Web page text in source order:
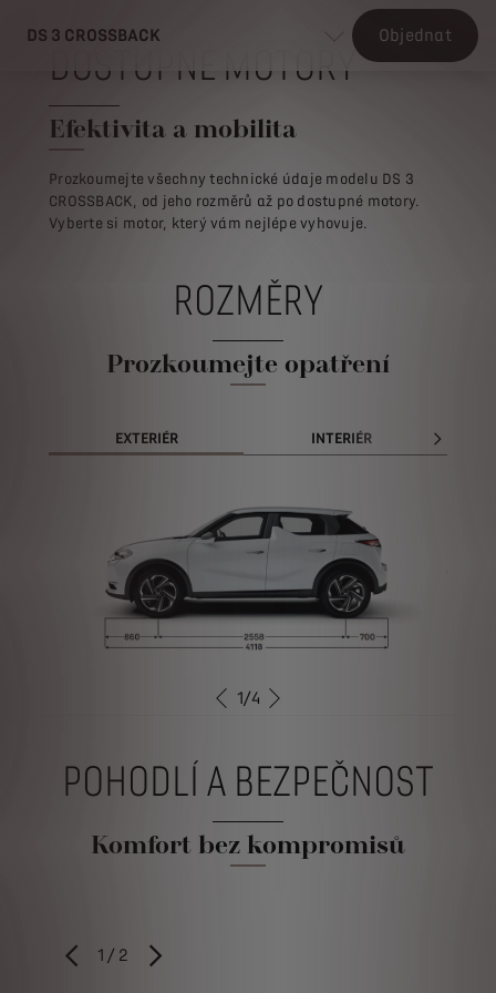
DS 3 CROSSBACK Objednat
DOSTUPNÉ MOTORY
Efektivita a mobilita
Prozkoumejte všechny technické údaje modelu DS 3
CROSSBACK, od jeho rozměrů až po dostupné motory.
Vyberte si motor, který vám nejlépe vyhovuje.
ROZMĚRY
Prozkoumejte opatření
EXTERIÉR INTERIÉR
PŘEDCHOZÍ
1/4 DALŠÍ
POHODLÍ A BEZPEČNOST
Komfort bez kompromisů
PŘEDCHOZÍ
1 / 2 DALŠÍ